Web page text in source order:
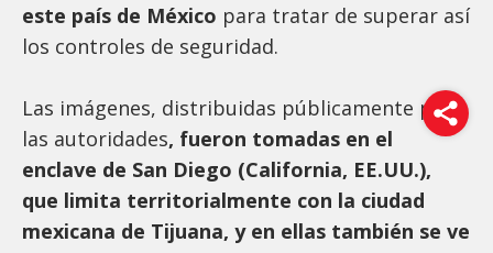
este país de México para tratar de superar así
los controles de seguridad.
Las imágenes, distribuidas públicamente por
las autoridades, fueron tomadas en el
enclave de San Diego (California, EE.UU.),
que limita territorialmente con la ciudad
mexicana de Tijuana, y en ellas también se ve